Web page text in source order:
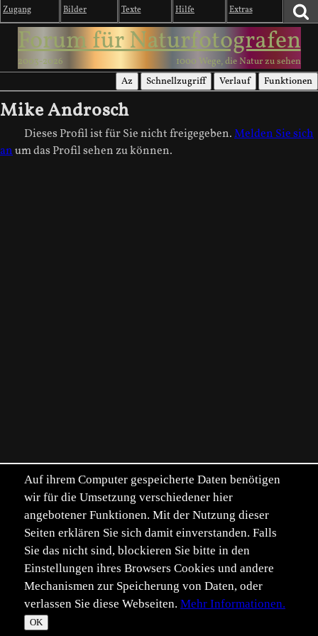
Zugang Bilder Texte Hilfe Extras
Forum für Naturfotografen
2003-2026 1000 Wege, die Natur zu sehen
Az Schnellzugriff Verlauf Funktionen
Mike Androsch
Dieses Profil ist für Sie nicht freigegeben.Melden Sie sich
anum das Profil sehen zu können.
Auf ihrem Computer gespeicherte Daten benötigen
wir für die Umsetzung verschiedener hier
angebotener Funktionen. Mit der Nutzung dieser
Seiten erklären Sie sich damit einverstanden. Falls
Sie das nicht sind, blockieren Sie bitte in den
Einstellungen ihres Browsers Cookies und andere
Mechanismen zur Speicherung von Daten, oder
verlassen Sie diese Webseiten. Mehr Informationen.
OK